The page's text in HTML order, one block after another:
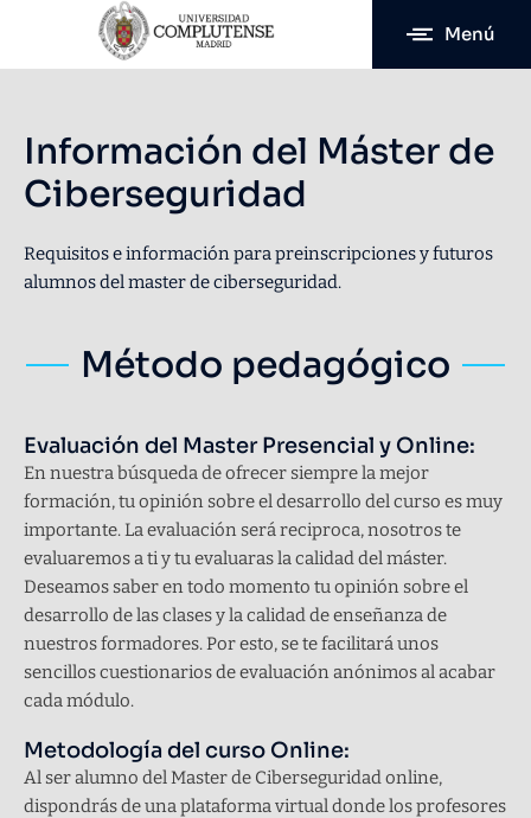
Menú
Información del Máster de
Ciberseguridad
Requisitos e información para preinscripciones y futuros
alumnos del master de ciberseguridad.
Método pedagógico
Evaluación del Master Presencial y Online:
En nuestra búsqueda de ofrecer siempre la mejor
formación, tu opinión sobre el desarrollo del curso es muy
importante. La evaluación será reciproca, nosotros te
evaluaremos a ti y tu evaluaras la calidad del máster.
Deseamos saber en todo momento tu opinión sobre el
desarrollo de las clases y la calidad de enseñanza de
nuestros formadores. Por esto, se te facilitará unos
sencillos cuestionarios de evaluación anónimos al acabar
cada módulo.
Metodología del curso Online:
Al ser alumno del Master de Ciberseguridad online,
dispondrás de una plataforma virtual donde los profesores